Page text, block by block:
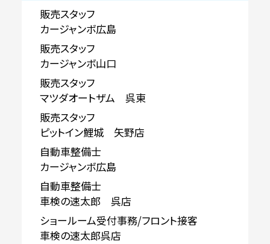
販売スタッフ
カージャンボ広島
販売スタッフ
カージャンボ山口
販売スタッフ
マツダオートザム 呉東
販売スタッフ
ピットイン鯉城 矢野店
自動車整備士
カージャンボ広島
自動車整備士
車検の速太郎 呉店
ショールーム受付事務/フロント接客
車検の速太郎呉店